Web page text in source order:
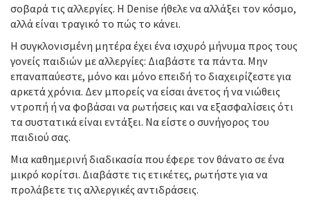
σοβαρά τις αλλεργίες. Η Denise ήθελε να αλλάξει τον κόσμο,
αλλά είναι τραγικό το πώς το κάνει.
Η συγκλονισμένη μητέρα έχει ένα ισχυρό μήνυμα προς τους
γονείς παιδιών με αλλεργίες: Διαβάστε τα πάντα. Μην
επαναπαύεστε, μόνο και μόνο επειδή το διαχειρίζεστε για
αρκετά χρόνια. Δεν μπορείς να είσαι άνετος ή να νιώθεις
ντροπή ή να φοβάσαι να ρωτήσεις και να εξασφαλίσεις ότι
τα συστατικά είναι εντάξει. Να είστε ο συνήγορος του
παιδιού σας.
Μια καθημερινή διαδικασία που έφερε τον θάνατο σε ένα
μικρό κορίτσι. Διαβάστε τις ετικέτες, ρωτήστε για να
προλάβετε τις αλλεργικές αντιδράσεις.